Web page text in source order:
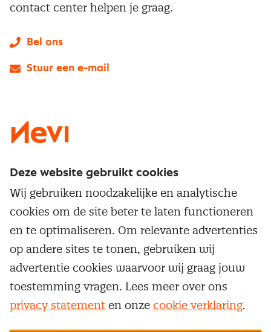
Service & contact
Over inkoop
Netwerk en communities
Aanmelden nieuwsbrief
Word lid van Nevi
Populaire thema's
Aanbesteden
Contractmanagement
Kostenmanagement
Onderhandelen
Supply management
Opleidingen en trainingen
Trainingen
Opleidingen
Maatwerk
contact center helpen je graag.
Bel ons
Stuur een e-mail
Cookievoorkeuren beherenOnzealgemene
Deze website gebruikt cookies
Wij gebruiken noodzakelijke en analytische
cookies om de site beter te laten functioneren
en te optimaliseren. Om relevante advertenties
op andere sites te tonen, gebruiken wij
advertentie cookies waarvoor wij graag jouw
toestemming vragen. Lees meer over ons
privacy statement en onze cookie verklaring.